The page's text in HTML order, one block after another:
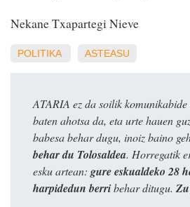
Nekane Txapartegi Nieve
POLITIKA ASTEASU
ATARIA ez da soilik
baten ahotsa da, eta urte hauen
babesa behar dugu, inoiz baino
behar du Tolosaldea. Horregatik
esku artean: gure eskualdeko 28
harpidedun berribehar ditugu.